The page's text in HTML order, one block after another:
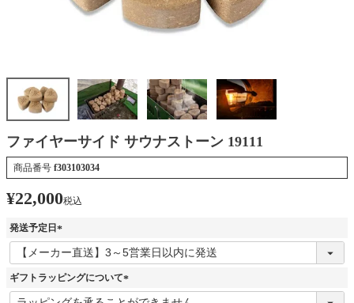
ファイヤーサイド サウナストーン 19111
商品番号 f303103034
¥22,000税込
発送予定日
(
必
須
ギフトラッピングについて
(